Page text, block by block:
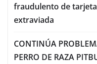
fraudulento de
extraviada
CONTINÚA
PERRO DE RAZA